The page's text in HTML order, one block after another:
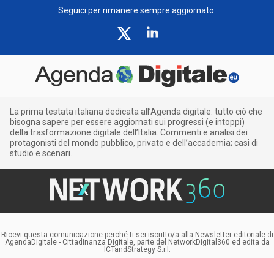
Seguici per rimanere sempre aggiornato:
La prima testata italiana dedicata all’Agenda digitale: tutto ciò che
bisogna sapere per essere aggiornati sui progressi (e intoppi)
della trasformazione digitale dell’Italia. Commenti e analisi dei
protagonisti del mondo pubblico, privato e dell’accademia; casi di
studio e scenari.
Ricevi questa comunicazione perché ti sei iscritto/a alla Newsletter editoriale di
AgendaDigitale - Cittadinanza Digitale, parte del NetworkDigital360 ed edita da
ICTandStrategy S.r.l.